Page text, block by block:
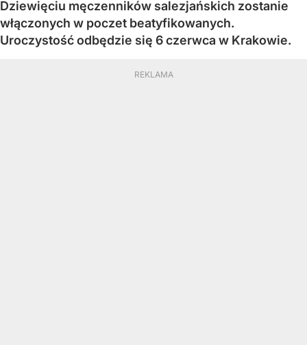
Dziewięciu męczenników salezjańskich zostanie
włączonych w poczet beatyfikowanych.
Uroczystość odbędzie się 6 czerwca w Krakowie.